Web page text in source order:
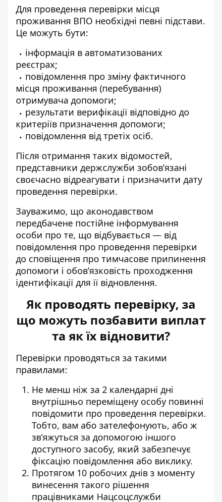
Для проведення перевірки місця
проживання ВПО необхідні певні підстави.
Це можуть бути:
інформація в автоматизованих
реєстрах;
повідомлення про зміну фактичного
місця проживання (перебування)
отримувача допомоги;
результати верифікації відповідно до
критеріїв призначення допомоги;
повідомлення від третіх осіб.
Після отримання таких відомостей,
представники держслужби зобов’язані
своєчасно відреагувати і призначити дату
проведення перевірки.
Зауважимо, що аконодавством
передбачене постійне інформування
особи про те, що відбувається — від
повідомлення про проведення перевірки
до сповіщення про тимчасове припинення
допомоги і обов’язковість проходження
ідентифікації для її відновлення.
Як проводять перевірку, за
що можуть позбавити виплат
та як їх відновити?
Перевірки проводяться за такими
правилами:
Не менш ніж за 2 календарні дні
внутрішньо переміщену особу повинні
повідомити про проведення перевірки.
Тобто, вам або зателефонують, або ж
зв’яжуться за допомогою іншого
доступного засобу, який забезпечує
фіксацію повідомлення або виклику.
Протягом 10 робочих днів з моменту
винесення такого рішення
працівниками Нацсоцслужби